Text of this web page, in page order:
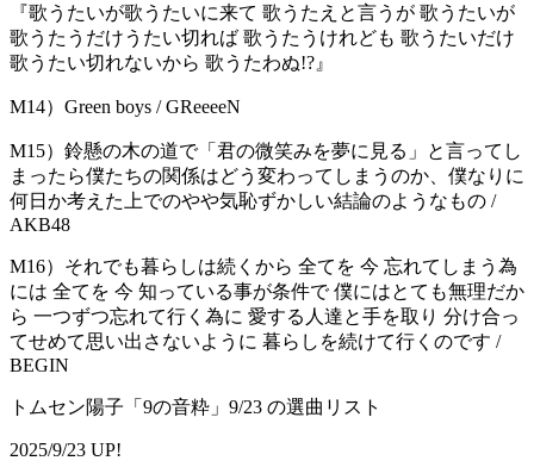
『歌うたいが歌うたいに来て 歌うたえと⾔うが 歌うたいが
歌うたうだけうたい切れば 歌うたうけれども 歌うたいだけ
歌うたい切れないから 歌うたわぬ!?』
M14）Green boys / GReeeeN
M15）鈴懸の木の道で「君の微笑みを夢に見る」と言ってし
まったら僕たちの関係はどう変わってしまうのか、僕なりに
何日か考えた上でのやや気恥ずかしい結論のようなもの /
AKB48
M16）それでも暮らしは続くから 全てを 今 忘れてしまう為
には 全てを 今 知っている事が条件で 僕にはとても無理だか
ら 一つずつ忘れて行く為に 愛する人達と手を取り 分け合っ
てせめて思い出さないように 暮らしを続けて行くのです /
BEGIN
トムセン陽子「9の音粋」9/23 の選曲リスト
2025/9/23 UP!